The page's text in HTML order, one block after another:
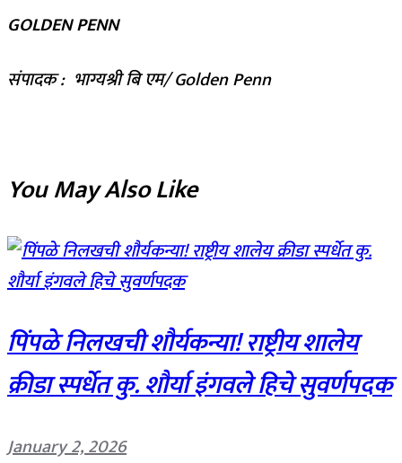
GOLDEN PENN
संपादक : भाग्यश्री बि एम/ Golden Penn
You May Also Like
पिंपळे निलखची शौर्यकन्या! राष्ट्रीय शालेय
क्रीडा स्पर्धेत कु. शौर्या इंगवले हिचे सुवर्णपदक
January 2, 2026